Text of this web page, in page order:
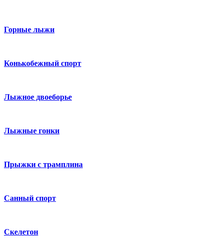
Горные лыжи
Конькобежный спорт
Лыжное двоеборье
Лыжные гонки
Прыжки с трамплина
Санный спорт
Скелетон